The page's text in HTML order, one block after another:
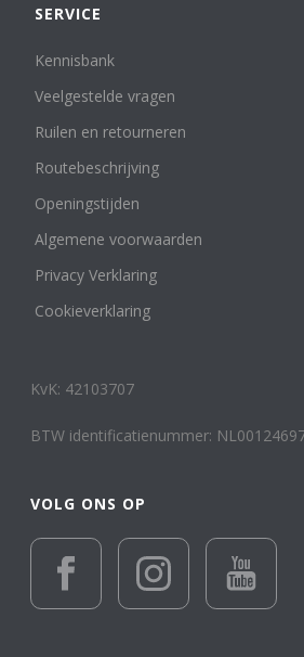
SERVICE
Kennisbank
Veelgestelde vragen
Ruilen en retourneren
Routebeschrijving
Openingstijden
Algemene voorwaarden
Privacy Verklaring
Cookieverklaring
KvK: 42103707
BTW identificatienummer:
VOLG ONS OP